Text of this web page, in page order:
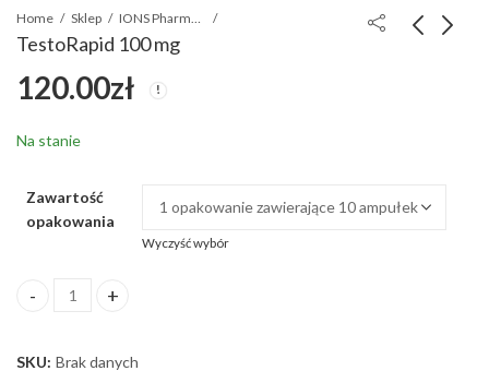
Home Sklep
TestoRapid 100 mg
120.00zł
Na stanie
Zawartość
opakowania
Wyczyść wybór
TestoRapid 100 mg ilość
SKU: Brak danych